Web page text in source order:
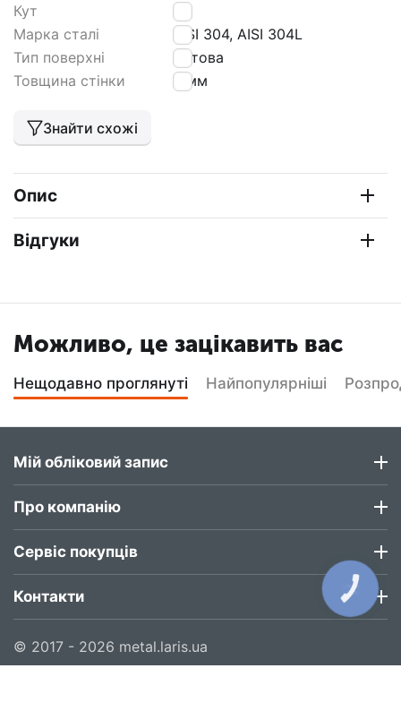
Кут
90
Марка сталі
AISI 304, AISI 304L
Тип поверхні
матова
Товщина стінки
2 мм
Знайти схожі
Опис
Відгуки
Можливо, це зацікавить вас
Нещодавно проглянуті Найпопулярніші
Мій обліковий запис
Про компанію
Сервіс покупців
Контакти
© 2017 - 2026 metal.laris.ua
КНОПКА
ЗВ'ЯЗКУ